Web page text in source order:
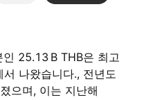
‪25.13 B‬ THB은 최고
나왔습니다., 전년도
으며, 이는 지난해